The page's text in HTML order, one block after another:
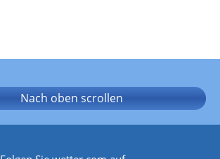
Nach oben scrollen